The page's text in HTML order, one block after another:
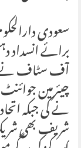
سعودی
برائے
آف سٹاف نے
چیئرمین
نے کی جبکہ
شریف بھی